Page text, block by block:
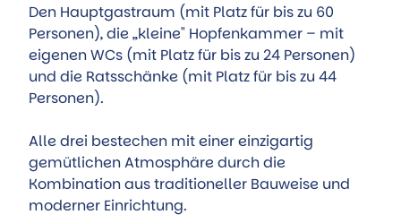
Den Hauptgastraum (mit Platz für bis zu 60
Personen), die „kleine" Hopfenkammer – mit
eigenen WCs (mit Platz für bis zu 24 Personen)
und die Ratsschänke (mit Platz für bis zu 44
Personen).
Alle drei bestechen mit einer einzigartig
gemütlichen Atmosphäre durch die
Kombination aus traditioneller Bauweise und
moderner Einrichtung.